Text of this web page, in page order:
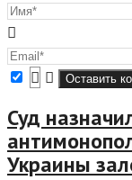
Суд
Украины